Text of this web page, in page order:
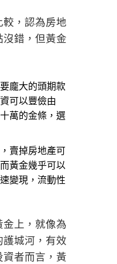
，認為房地
錯，但黃金
龐大的頭期款
可以豐儉由
萬的金條，選
賣掉房地產可
黃金幾乎可以
變現，流動性
上，就像為
城河，有效
者而言，黃